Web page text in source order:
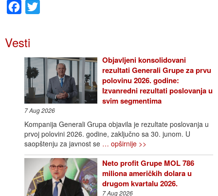
Facebook
Vesti
Objavljeni konsolidovani
rezultati Generali Grupe za prvu
polovinu 2026. godine:
Izvanredni rezultati poslovanja u
svim segmentima
7 Aug 2026
Kompanija Generali Grupa objavila je rezultate poslovanja u
prvoj polovini 2026. godine, zaključno sa 30. junom. U
saopštenju za javnost se … opširnije >>
Neto profit Grupe MOL 786
miliona američkih dolara u
drugom kvartalu 2026.
7 Aug 2026